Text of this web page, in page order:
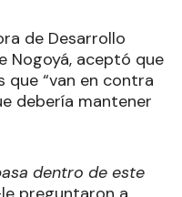
de Desarrollo
Nogoyá, aceptó que
que “van en contra
debería mantener
dentro de este